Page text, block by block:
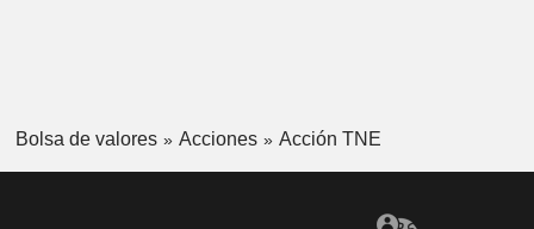
Bolsa de valores Acciones Acción TNE